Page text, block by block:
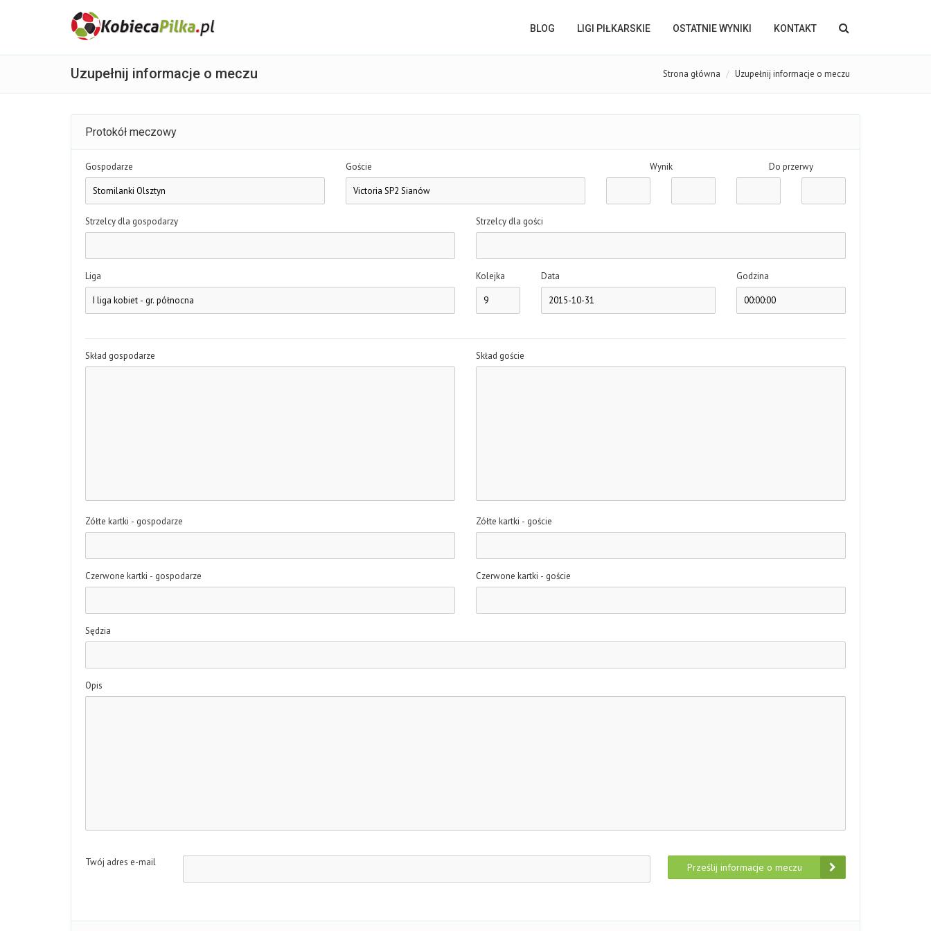
BLOG LIGI PIŁKARSKIE OSTATNIE WYNIKI KONTAKT
Uzupełnij informacje o meczu Strona główna Uzupełnij informacje o meczu
Protokół meczowy
Gospodarze Goście Wynik Do przerwy
Strzelcy dla gospodarzy Strzelcy dla gości
Liga Kolejka Data Godzina
Skład gospodarze Skład goście
Zółte kartki - gospodarze Zółte kartki - goście
Czerwone kartki - gospodarze Czerwone kartki - goście
Sędzia
Opis
Twój adres e-mail Prześlij informacje o meczu